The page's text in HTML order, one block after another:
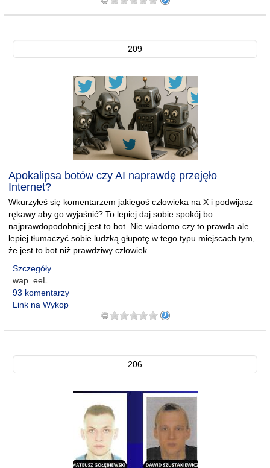
209
Apokalipsa botów czy AI naprawdę przejęło
Internet?
Wkurzyłeś się komentarzem jakiegoś człowieka na X i podwijasz
rękawy aby go wyjaśnić? To lepiej daj sobie spokój bo
najprawdopodobniej jest to bot. Nie wiadomo czy to prawda ale
lepiej tłumaczyć sobie ludzką głupotę w tego typu miejscach tym,
że jest to bot niż prawdziwy człowiek.
Szczegóły
wap_eeL
93 komentarzy
Link na Wykop
206